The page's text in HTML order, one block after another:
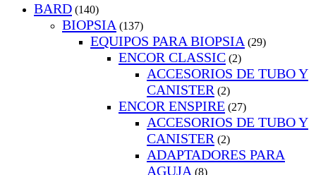
BARD (140)
BIOPSIA (137)
EQUIPOS PARA BIOPSIA (29)
ENCOR CLASSIC (2)
ACCESORIOS DE TUBO Y
CANISTER (2)
ENCOR ENSPIRE (27)
ACCESORIOS DE TUBO Y
CANISTER (2)
ADAPTADORES PARA
AGUJA (8)